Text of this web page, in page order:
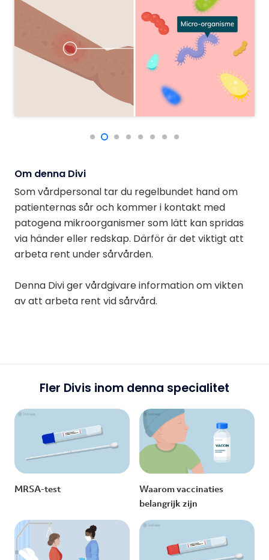
Om denna Divi
Som vårdpersonal tar du regelbundet hand om
patienternas sår och kommer i kontakt med
patogena mikroorganismer som lätt kan spridas
via händer eller redskap. Därför är det viktigt att
arbeta rent under sårvården.
Denna Divi ger vårdgivare information om vikten
av att arbeta rent vid sårvård.
Fler Divis inom denna specialitet
MRSA-test
Waarom vaccinaties
belangrijk zijn